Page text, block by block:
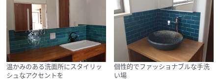
温かみのある洗面所にスタイリッ
シュなアクセントを
個性的でファッショナブルな手洗
い場